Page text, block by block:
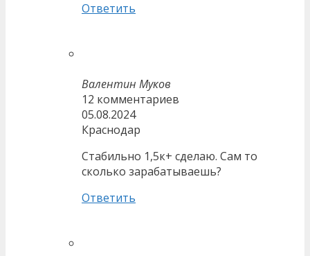
Ответить
Валентин Муков
12 комментариев
05.08.2024
Краснодар
Стабильно 1,5к+ сделаю. Сам то
сколько зарабатываешь?
Ответить